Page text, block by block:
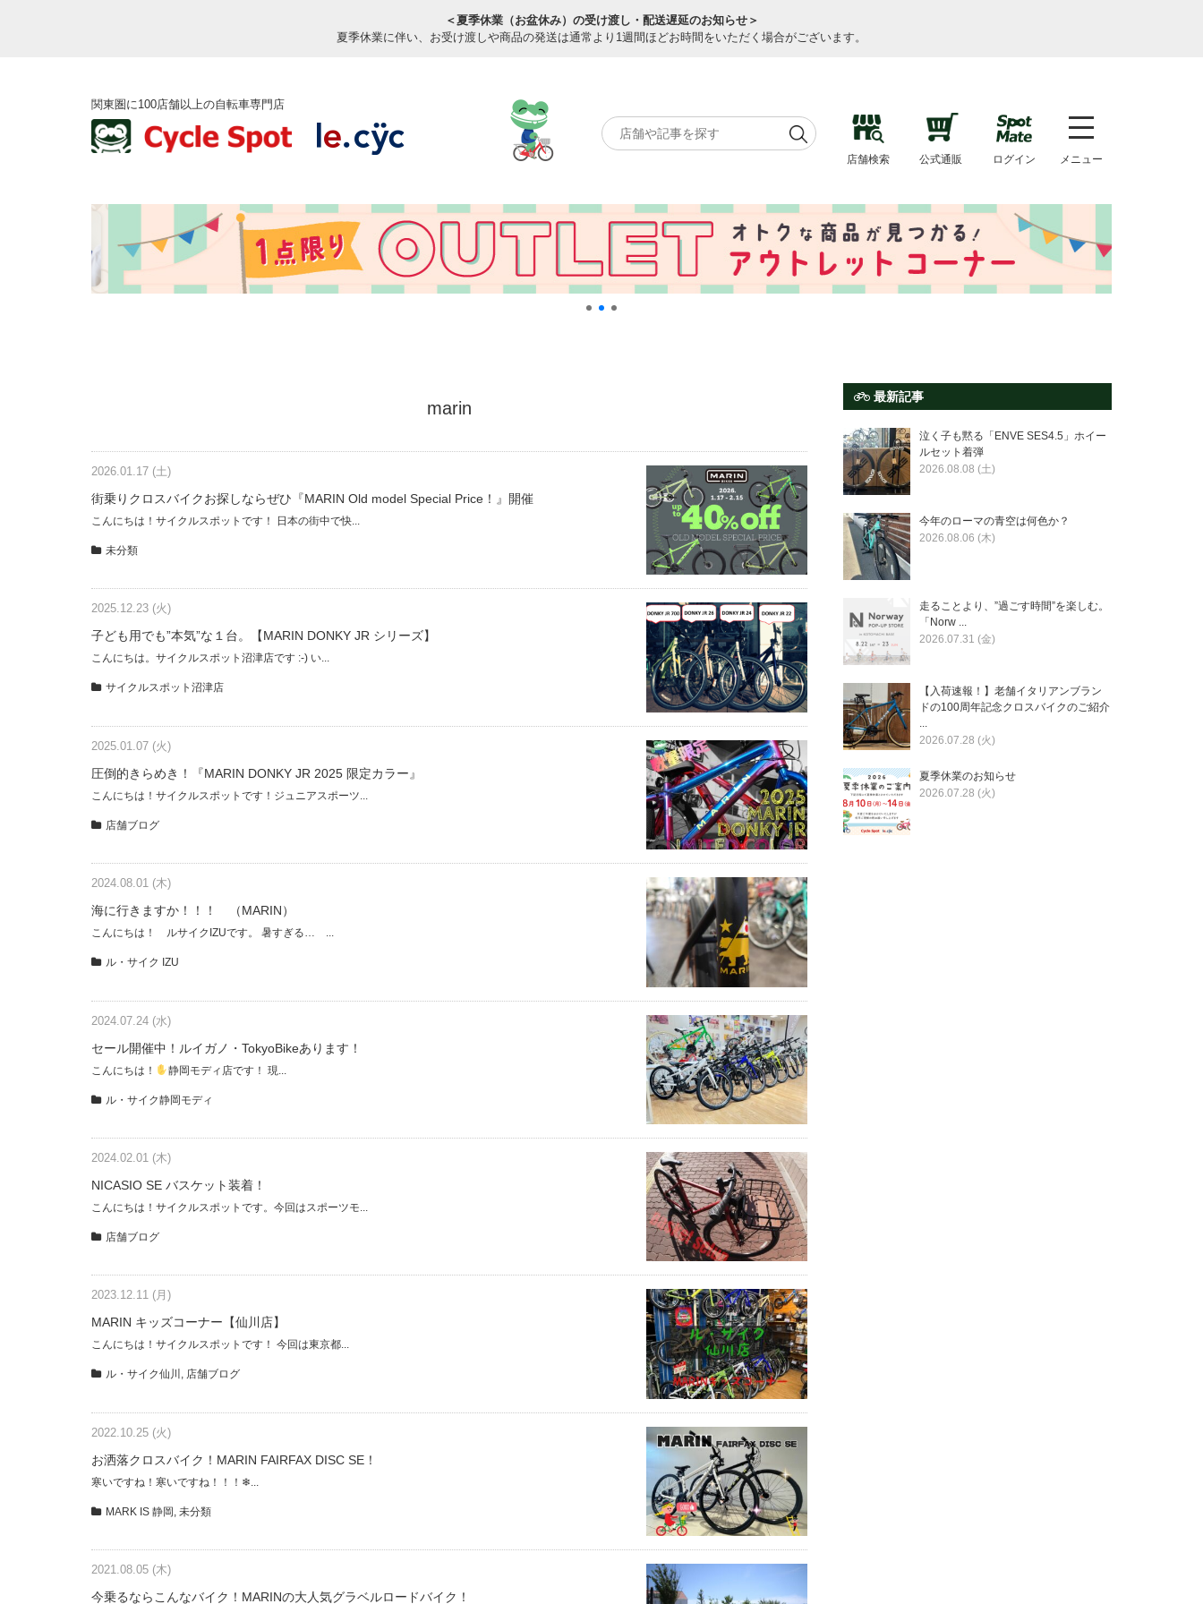
＜夏季休業（お盆休み）の受け渡し・配送遅延のお知らせ＞
夏季休業に伴い、お受け渡しや商品の発送は通常より1週間ほどお時間をいただく場合がございます。
関東圏に100店舗以上の自転車専門店
店舗検索 公式通販 ログイン メニュー
marin
2026.01.17 (土)
街乗りクロスバイクお探しならぜひ『MARIN Old model Special Price！』開催
こんにちは！サイクルスポットです！ 日本の街中で快...
未分類
2025.12.23 (火)
子ども用でも”本気”な１台。【MARIN DONKY JR シリーズ】
こんにちは。サイクルスポット沼津店です :-) い...
サイクルスポット沼津店
2025.01.07 (火)
圧倒的きらめき！『MARIN DONKY JR 2025 限定カラー』
こんにちは！サイクルスポットです！ジュニアスポーツ...
店舗ブログ
2024.08.01 (木)
海に行きますか！！！ （MARIN）
こんにちは！ ルサイクIZUです。 暑すぎる… ...
ル・サイク IZU
2024.07.24 (水)
セール開催中！ルイガノ・TokyoBikeあります！
こんにちは！ 静岡モディ店です！ 現...
ル・サイク静岡モディ
2024.02.01 (木)
NICASIO SE バスケット装着！
こんにちは！サイクルスポットです。今回はスポーツモ...
店舗ブログ
2023.12.11 (月)
MARIN キッズコーナー【仙川店】
こんにちは！サイクルスポットです！ 今回は東京都...
ル・サイク仙川 , 店舗ブログ
2022.10.25 (火)
お洒落クロスバイク！MARIN FAIRFAX DISC SE！
寒いですね！寒いですね！！！❄...
MARK IS 静岡 未分類
2021.08.05 (木)
今乗るならこんなバイク！MARINの大人気グラベルロードバイク！
最新記事
泣く子も黙る「ENVE SES4.5」ホイー
ルセット着弾
2026.08.08 (土)
今年のローマの青空は何色か？
2026.08.06 (木)
走ることより、”過ごす時間”を楽しむ。
「Norw ...
2026.07.31 (金)
【入荷速報！】老舗イタリアンブラン
ドの100周年記念クロスバイクのご紹介
...
2026.07.28 (火)
夏季休業のお知らせ
2026.07.28 (火)